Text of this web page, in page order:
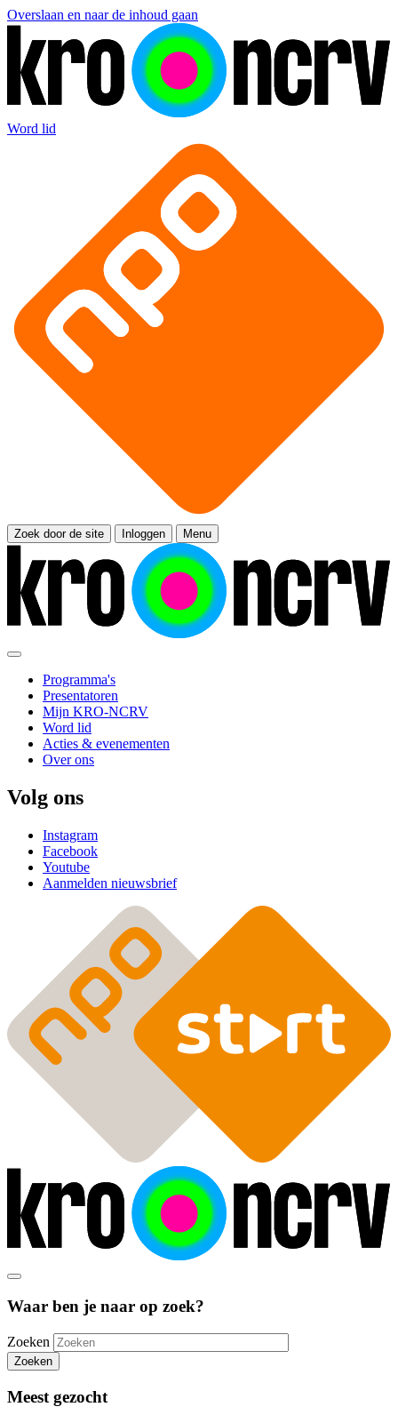
Overslaan en naar de inhoud gaan
Word lid
Zoek door de site Inloggen Menu
Programma's
Presentatoren
Mijn KRO-NCRV
Word lid
Acties & evenementen
Over ons
Volg ons
Instagram
Facebook
Youtube
Aanmelden nieuwsbrief
Waar ben je naar op zoek?
Zoeken
Zoeken
Meest gezocht